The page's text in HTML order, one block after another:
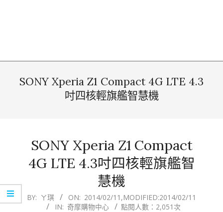
SONY Xperia Z1 Compact 4G LTE 4.3
吋四核輕旗艦智慧機
SONY Xperia Z1 Compact
4G LTE 4.3吋四核輕旗艦智
慧機
2014-
BY: ㄚ琪 ON: 2014/02/11 ,MODIFIED:2014/02/11
IN: 奇摩購物中心 點閱人數：2,051次